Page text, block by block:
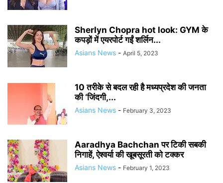
Sherlyn Chopra hot look: GYM के
कपड़ों में एयरपोर्ट गईं शर्लिन...
Asians News - April 5, 2023
10 तरीके से बदल रही है मध्यप्रदेश की जनता
की ‘जिंदगी,...
Asians News - February 3, 2023
Aaradhya Bachchan पर टिकी सबकी
निगाहें, ऐश्वर्या की खूबसूरती को टक्कर
Asians News - February 1, 2023